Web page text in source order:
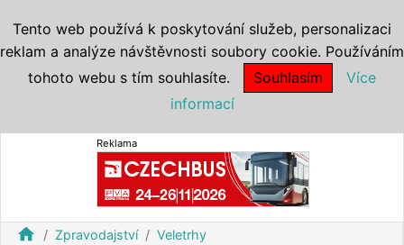
Reklama
home Zpravodajství
Veletrhy
Tento web používá k poskytování služeb, personalizaci
reklam a analýze návštěvnosti soubory cookie. Používáním
tohoto webu s tím souhlasíte.
Souhlasím
Více
informací